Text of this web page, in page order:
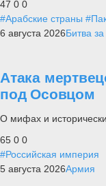
47 0 0
#Арабские страны
6 августа 2026Битва
Атака
под Осовцом
О мифах и
65 0 0
#Российская империя
5 августа 2026Армия